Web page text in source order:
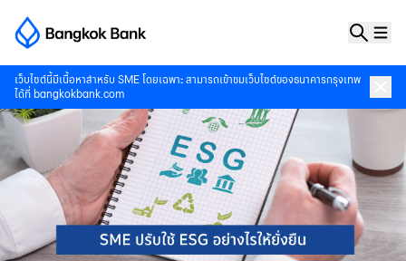
เว็บไซต์นี้มีเนื้อหาสำหรับ SME โดยเฉพาะ สามารถเข้าชมเว็บไซต์ของธนาคารกรุงเทพ
ได้ที่ bangkokbank.com